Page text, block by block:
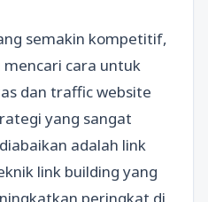
semakin kompetitif,
cara untuk
dan traffic website
yang sangat
adalah link
link building yang